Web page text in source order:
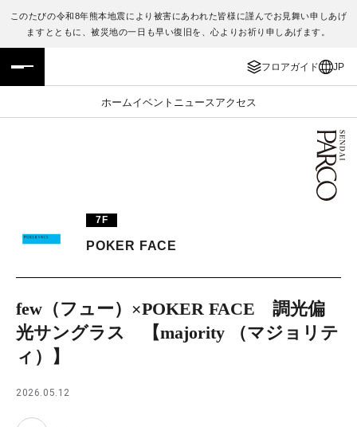
このたびの令和8年熊本地震により被害にあわれた皆様に謹んでお見舞い申しあげ
ますとともに、被災地の一日も早い復旧を、心よりお祈り申しあげます。
フロアガイド JP
ホームイベント ニュース アクセス
フロアガイド
施設案内・アクセス
TAX FREE
JP
ENGLISH
繁体字
日本語
7F
POKER FACE
few（フュー）×POKER FACE 調光偏
光サングラス 【majority （マジョリテ
ィ）】
2026.05.12